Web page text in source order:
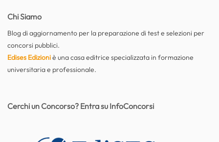
Chi Siamo
Blog di aggiornamento per la preparazione di test e selezioni per
concorsi pubblici.
Edises Edizioniè una casa editrice specializzata in formazione
universitaria e professionale.
Cerchi un Concorso? Entra su InfoConcorsi